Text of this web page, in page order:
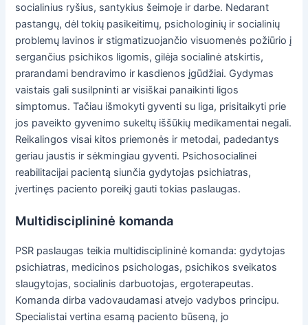
socialinius ryšius, santykius šeimoje ir darbe. Nedarant
pastangų, dėl tokių pasikeitimų, psichologinių ir socialinių
problemų lavinos ir stigmatizuojančio visuomenės požiūrio į
sergančius psichikos ligomis, gilėja socialinė atskirtis,
prarandami bendravimo ir kasdienos įgūdžiai. Gydymas
vaistais gali susilpninti ar visiškai panaikinti ligos
simptomus. Tačiau išmokyti gyventi su liga, prisitaikyti prie
jos paveikto gyvenimo sukeltų iššūkių medikamentai negali.
Reikalingos visai kitos priemonės ir metodai, padedantys
geriau jaustis ir sėkmingiau gyventi. Psichosocialinei
reabilitacijai pacientą siunčia gydytojas psichiatras,
įvertinęs paciento poreikį gauti tokias paslaugas.
Multidisciplininė komanda
PSR paslaugas teikia multidisciplininė komanda: gydytojas
psichiatras, medicinos psichologas, psichikos sveikatos
slaugytojas, socialinis darbuotojas, ergoterapeutas.
Komanda dirba vadovaudamasi atvejo vadybos principu.
Specialistai vertina esamą paciento būseną, jo